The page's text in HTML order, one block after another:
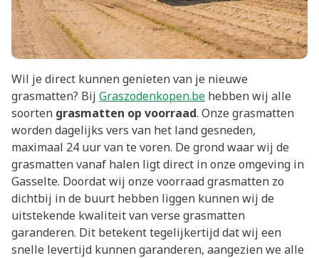
Wil je direct kunnen genieten van je nieuwe
grasmatten? Bij Graszodenkopen.be hebben wij alle
soorten grasmatten op voorraad. Onze grasmatten
worden dagelijks vers van het land gesneden,
maximaal 24 uur van te voren. De grond waar wij de
grasmatten vanaf halen ligt direct in onze omgeving in
Gasselte. Doordat wij onze voorraad grasmatten zo
dichtbij in de buurt hebben liggen kunnen wij de
uitstekende kwaliteit van verse grasmatten
garanderen. Dit betekent tegelijkertijd dat wij een
snelle levertijd kunnen garanderen, aangezien we alle